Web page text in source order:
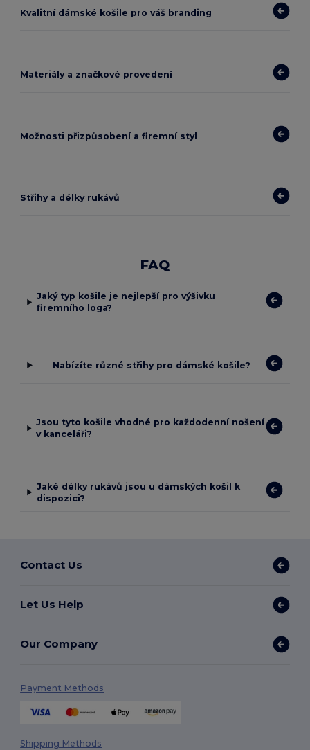
Kvalitní dámské košile pro váš branding
Materiály a značkové provedení
Možnosti přizpůsobení a firemní styl
Střihy a délky rukávů
FAQ
Jaký typ košile je nejlepší pro výšivku
firemního loga?
Nabízíte různé střihy pro dámské košile?
Jsou tyto košile vhodné pro každodenní nošení
v kanceláři?
Jaké délky rukávů jsou u dámských košil k
dispozici?
Contact Us
Let Us Help
Our Company
Payment Methods
Shipping Methods